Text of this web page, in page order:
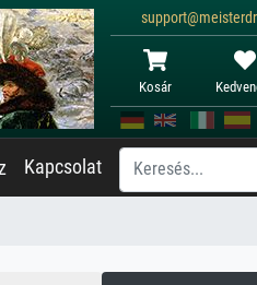
Kosár
Kapcsolat